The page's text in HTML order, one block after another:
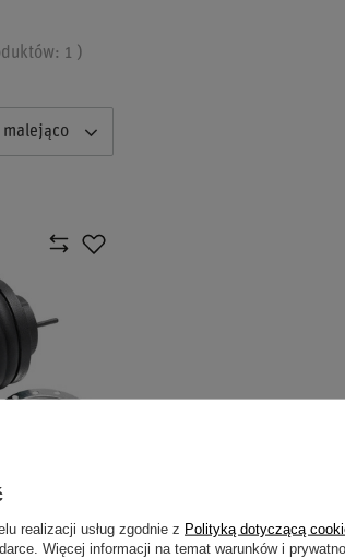
1 )
AUDI /
/ SKODA /
realizacji usług zgodnie z Polityką dotyczącą
Więcej informacji na temat warunków i